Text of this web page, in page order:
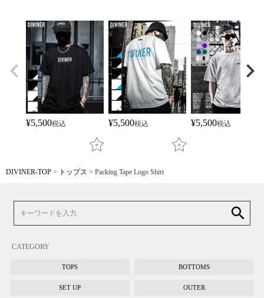
¥5,500税込 ¥5,500税込 ¥5,500税込
DIVINER-TOP トップス Packing Tape Logo Shirt
search
CATEGORY
TOPS BOTTOMS
SET UP OUTER